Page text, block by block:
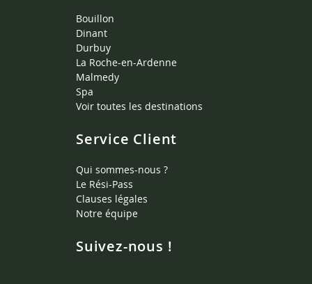
Bouillon
Dinant
Durbuy
La Roche-en-Ardenne
Malmedy
Spa
Voir toutes les destinations
Service Client
Qui sommes-nous ?
Le Rési-Pass
Clauses légales
Notre équipe
Suivez-nous !